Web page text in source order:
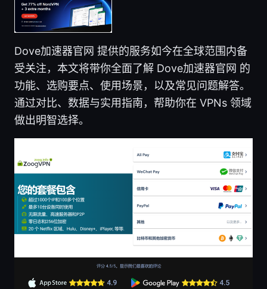
Dove加速器官网 提供的服务如今在全球范围内备
受关注，本文将带你全面了解 Dove加速器官网 的
功能、选购要点、使用场景，以及常见问题解答。
通过对比、数据与实用指南，帮助你在 VPNs 领域
做出明智选择。